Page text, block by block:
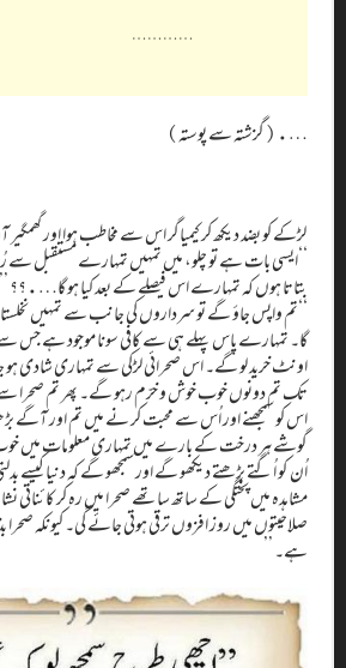
…………
….(گزشتہ سے پوستہ)
لڑکے کو بضد دیکھ کر کیمیاگر اس سے مخاطب ہوا اور گھمگیر
‘‘ایسی بات ہے تو چلو، میں تمہیں تمہارے مستقبل
بتاتا ہوں کہ تمہارے اس فیصلے کے بعد کیا ہو گا….؟؟ ’’
‘‘تم واپس جاؤ گے تو سرداروں کی جانب سے تمہیں
گا۔ تمہارے پاس پہلے ہی سے کافی سونا موجود ہے جس
اونٹ خرید لو گے۔ اس صحرائی لڑکی سے تمہاری شادی ہو
تک تم دونوں خوب خوش و خرّم رہو گے۔ پھر تم صحرا
اس کو سمجھنے اور اُس سے محبت کر نے میں تم اور آگے
گوشے ہر درخت کے بارے میں تمہاری معلومات میں
اُن کو اُگتے بڑھتے دیکھو گے اور سمجھو گے کہ دنیا کیسے
مشاہدہ میں پختگی کے ساتھ ساتھے صحرا میں رہ کر کائناتی
صلاحیتوں میں روز افزوں ترقی ہوتی جائے گی۔ کیونکہ
ہے۔ ’’